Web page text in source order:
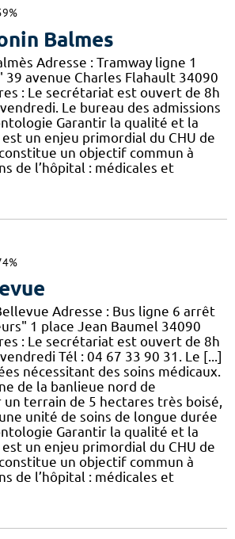
Balmes
Adresse : Tramway ligne 1
avenue Charles Flahault 34090
: Le secrétariat est ouvert de 8h
Le bureau des admissions
Garantir la qualité et la
un enjeu primordial du CHU de
un objectif commun à
de l’hôpital : médicales et
Adresse : Bus ligne 6 arrêt
1 place Jean Baumel 34090
: Le secrétariat est ouvert de 8h
Tél : 04 67 33 90 31. Le [...]
nécessitant des soins médicaux.
de la banlieue nord de
un terrain de 5 hectares très boisé,
unité de soins de longue durée
Garantir la qualité et la
un enjeu primordial du CHU de
un objectif commun à
de l’hôpital : médicales et